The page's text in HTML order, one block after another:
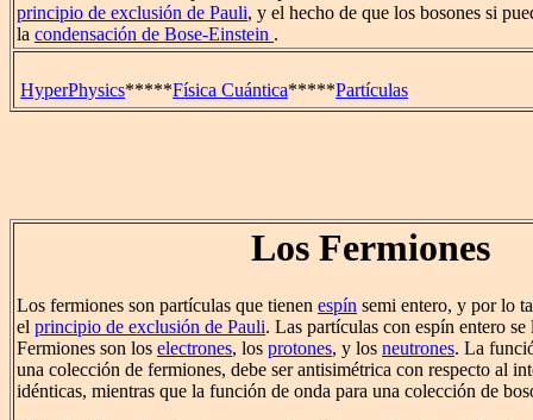
principio de exclusión de Pauli, y el hecho de que los bosones si
la condensación de Bose-Einstein .
HyperPhysics*****Física Cuántica*****Partículas
Los Fermiones
Los fermiones son partículas que tienen espín semi entero, y por lo
el principio de exclusión de Pauli. Las partículas con espín entero
Fermiones son los electrones, los protones, y los neutrones. La
una colección de fermiones, debe ser antisimétrica con respecto al
idénticas, mientras que la función de onda para una colección de